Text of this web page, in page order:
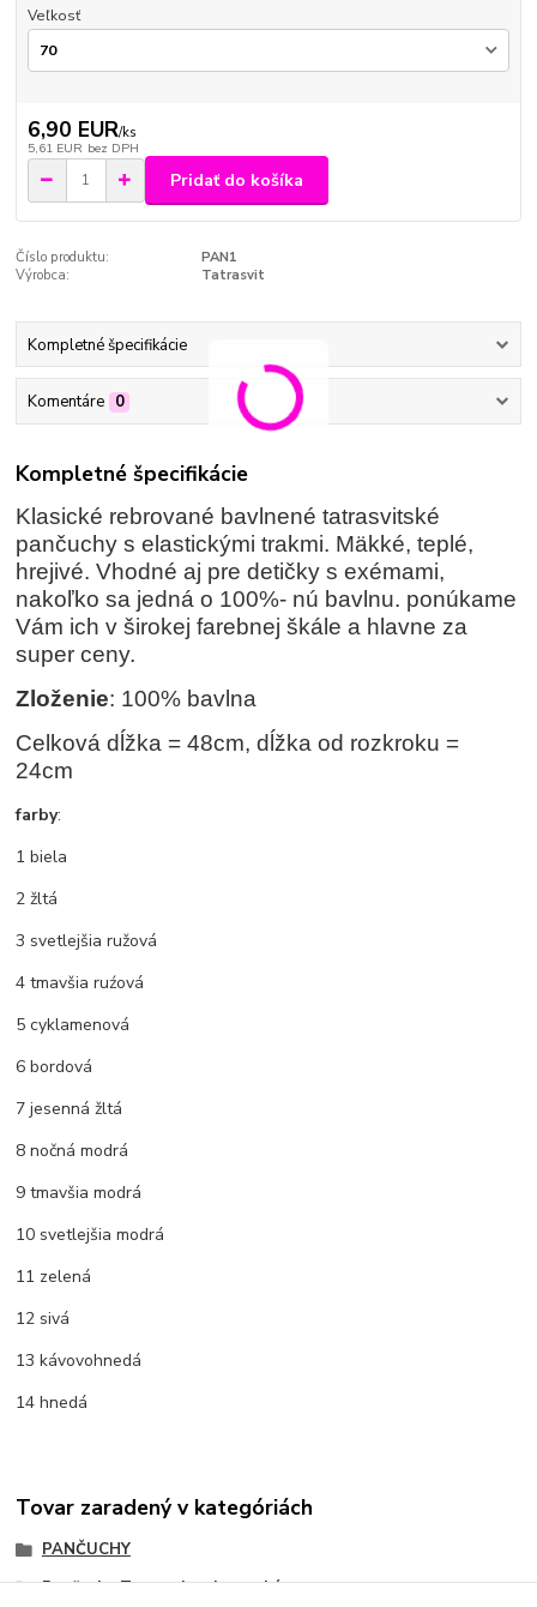
Veľkosť
6,90 EUR/ks
5,61 EUR bez DPH
Pridať do košíka
Číslo produktu:
PAN1
Výrobca:
Tatrasvit
Kompletné špecifikácie
Komentáre 0
Kompletné špecifikácie
Klasické rebrované bavlnené tatrasvitské
pančuchy s elastickými trakmi. Mäkké, teplé,
hrejivé. Vhodné aj pre detičky s exémami,
nakoľko sa jedná o 100%- nú bavlnu. ponúkame
Vám ich v širokej farebnej škále a hlavne za
super ceny.
Zloženie: 100% bavlna
Celková dĺžka = 48cm, dĺžka od rozkroku =
24cm
farby:
1 biela
2 žltá
3 svetlejšia ružová
4 tmavšia ruźová
5 cyklamenová
6 bordová
7 jesenná žltá
8 nočná modrá
9 tmavšia modrá
10 svetlejšia modrá
11 zelená
12 sivá
13 kávovohnedá
14 hnedá
Tovar zaradený v kategóriách
PANČUCHY
Pančuchy Tatrasvit -slovenské